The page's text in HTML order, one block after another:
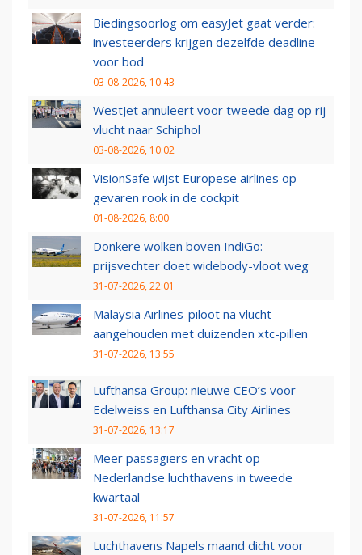
Biedingsoorlog om easyJet gaat verder:
investeerders krijgen dezelfde deadline
voor bod
03-08-2026, 10:43
WestJet annuleert voor tweede dag op rij
vlucht naar Schiphol
03-08-2026, 10:02
VisionSafe wijst Europese airlines op
gevaren rook in de cockpit
01-08-2026, 8:00
Donkere wolken boven IndiGo:
prijsvechter doet widebody-vloot weg
31-07-2026, 22:01
Malaysia Airlines-piloot na vlucht
aangehouden met duizenden xtc-pillen
31-07-2026, 13:55
Lufthansa Group: nieuwe CEO’s voor
Edelweiss en Lufthansa City Airlines
31-07-2026, 13:17
Meer passagiers en vracht op
Nederlandse luchthavens in tweede
kwartaal
31-07-2026, 11:57
Luchthavens Napels maand dicht voor